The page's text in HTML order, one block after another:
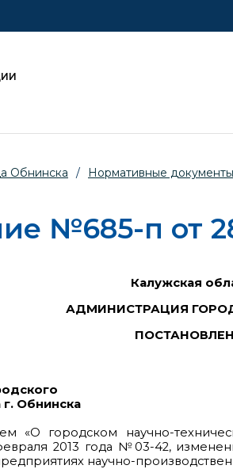
Обнинска / Нормативные документы
№685-п от
Калужская
АДМИНИСТРАЦИЯ
г. Обнинска
«О городском научно-
2013 года №03-42,
научно-